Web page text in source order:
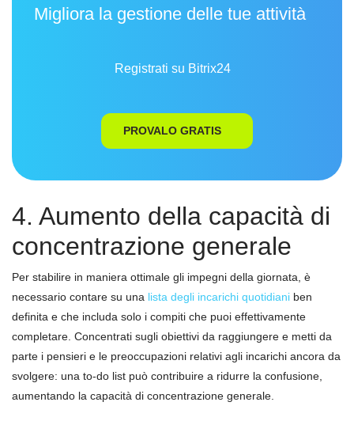
Migliora la gestione delle tue attività
Registrati su Bitrix24
PROVALO GRATIS
4. Aumento della capacità di
concentrazione generale
Per stabilire in maniera ottimale gli impegni della giornata, è
necessario contare su una lista degli incarichi quotidiani ben
definita e che includa solo i compiti che puoi effettivamente
completare. Concentrati sugli obiettivi da raggiungere e metti da
parte i pensieri e le preoccupazioni relativi agli incarichi ancora da
svolgere: una to-do list può contribuire a ridurre la confusione,
aumentando la capacità di concentrazione generale.